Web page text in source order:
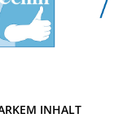
INHALT